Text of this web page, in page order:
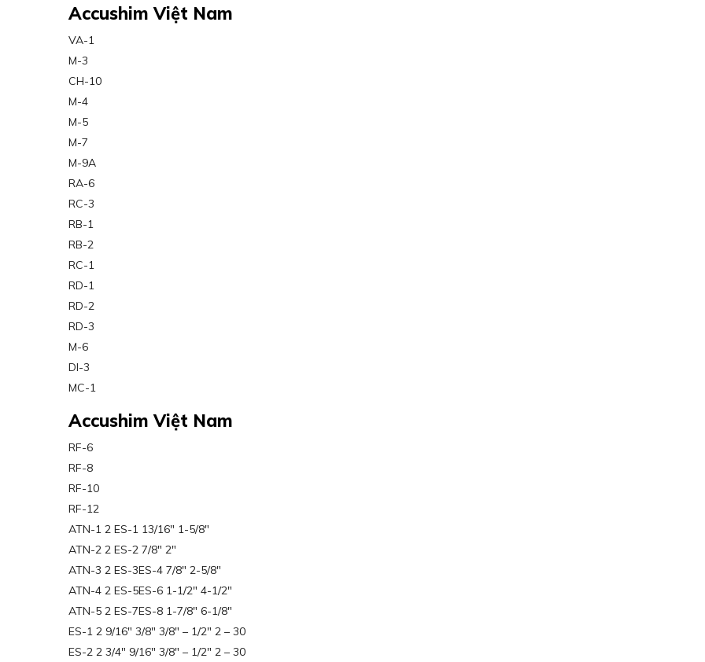
Accushim Việt Nam
VA-1
M-3
CH-10
M-4
M-5
M-7
M-9A
RA-6
RC-3
RB-1
RB-2
RC-1
RD-1
RD-2
RD-3
M-6
DI-3
MC-1
Accushim Việt Nam
RF-6
RF-8
RF-10
RF-12
ATN-1 2 ES-1 13/16″ 1-5/8″
ATN-2 2 ES-2 7/8″ 2″
ATN-3 2 ES-3ES-4 7/8″ 2-5/8″
ATN-4 2 ES-5ES-6 1-1/2″ 4-1/2″
ATN-5 2 ES-7ES-8 1-7/8″ 6-1/8″
ES-1 2 9/16″ 3/8″ 3/8″ – 1/2″ 2 – 30
ES-2 2 3/4″ 9/16″ 3/8″ – 1/2″ 2 – 30